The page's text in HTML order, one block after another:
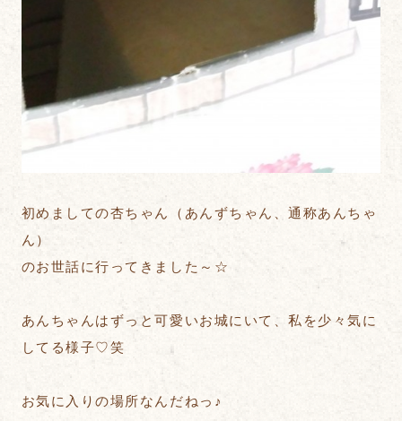
初めましての杏ちゃん（あんずちゃん、通称あんちゃ
ん）
のお世話に行ってきました～☆
あんちゃんはずっと可愛いお城にいて、私を少々気に
してる様子♡笑
お気に入りの場所なんだねっ♪